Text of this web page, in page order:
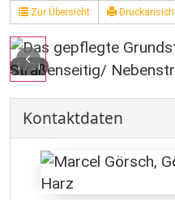
Zur Übersicht
1 /21
Kontaktdaten